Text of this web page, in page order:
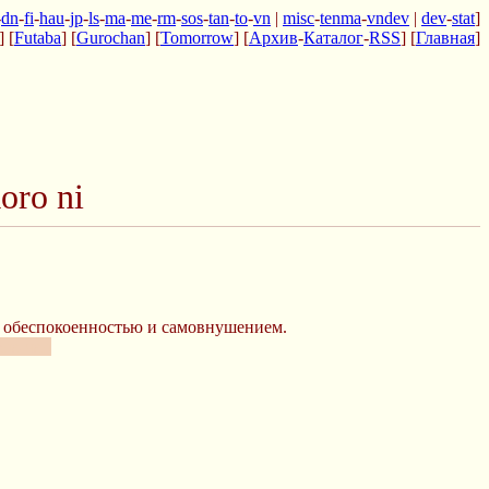
dn-fi-hau-jp-ls-ma-me-rm-sos-tan-to-vn | misc-tenma-vndev | dev-stat]
] [Futaba] [Gurochan] [Tomorrow] [Архив-Каталог-RSS] [Главная]
ni
и самовнушением.